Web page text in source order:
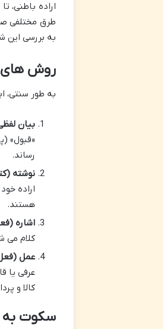
اراده باطنی،
طرق مختلفی
به بررسی این
روش های
به طور سنتی،
بیان
«قبول»
رساند.
نوشته
اراده
هستند.
اشاره
کلام می
عمل
عرفی یا
کالا و
سکوت به